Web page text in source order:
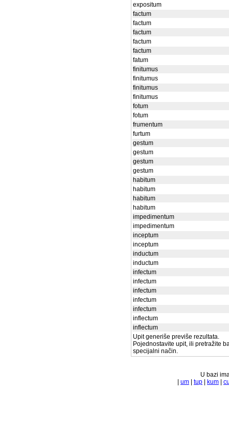
expositum
factum
factum
factum
factum
factum
fatum
finitumus
finitumus
finitumus
finitumus
fotum
fotum
frumentum
furtum
gestum
gestum
gestum
gestum
habitum
habitum
habitum
habitum
impedimentum
impedimentum
inceptum
inceptum
inductum
inductum
infectum
infectum
infectum
infectum
infectum
inflectum
inflectum
Upit generiše previše rezultata.
Pojednostavite upit, ili pretražite
specijalni način.
U bazi
um tup kum